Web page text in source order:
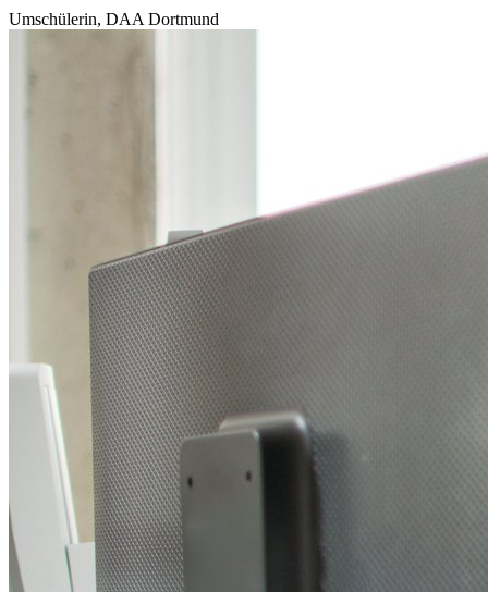
Umschülerin, DAA Dortmund